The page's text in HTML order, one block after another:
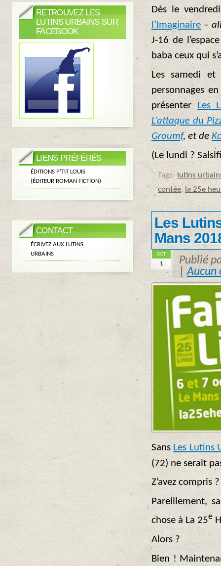
Dès le
l’Imaginaire –
J-16 de
baba ceux qui
Les samedi
personnages
présenter
Les
L’attaque du
Groumf, et de
(Le lundi ?
Tags:
lutins
contée, la 25e
Les
Mans
OCT
1
Publié
|Aucun
Sans Les Lutins
(72) ne serait
Z’avez compris
Pareillement,
chose à La 25e
Alors ?
Bien !
RETROUVEZ LES
LUTINS URBAINS SUR
FACEBOOK
LIENS PRÉFÉRÉS
ÉDITIONS P’TIT LOUIS
(ÉDITEUR ROMAN FICTION)
CONTACT
ÉCRIVEZ AUX LUTINS
URBAINS